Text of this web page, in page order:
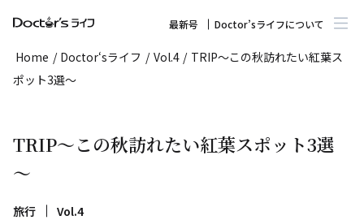
最新号 Doctor’sライフについて
Home / Doctor‘sライフ / Vol.4 / TRIP～この秋訪れたい紅葉ス
ポット3選～
TRIP～この秋訪れたい紅葉スポット3選
～
旅行 Vol.4